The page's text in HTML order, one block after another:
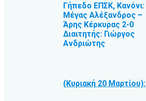
Γήπεδο ΕΠΣΚ, Κανόνι:
Μέγας Αλέξανδρος –
Άρης Κέρκυρας 2-0
Διαιτητής: Γιώργος
Ανδριώτης
(Κυριακή 20 Μαρτίου):